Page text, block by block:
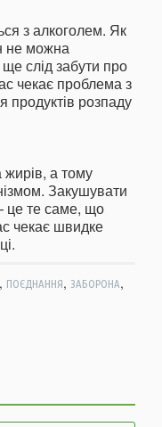
з алкоголем. Як
не можна
слід забути про
чекає проблема з
продуктів розпаду
жирів, а тому
Закушувати
це те саме, що
чекає швидке
ПОЄДНАННЯ, ЗАБОРОНА,